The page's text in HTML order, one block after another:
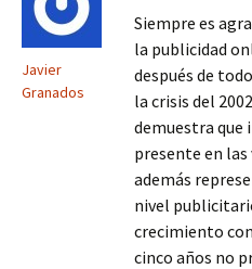
Javier
Granados
Siempre es
la publicidad
después de
la crisis del
demuestra que
presente en las
además
nivel
crecimiento
cinco años no